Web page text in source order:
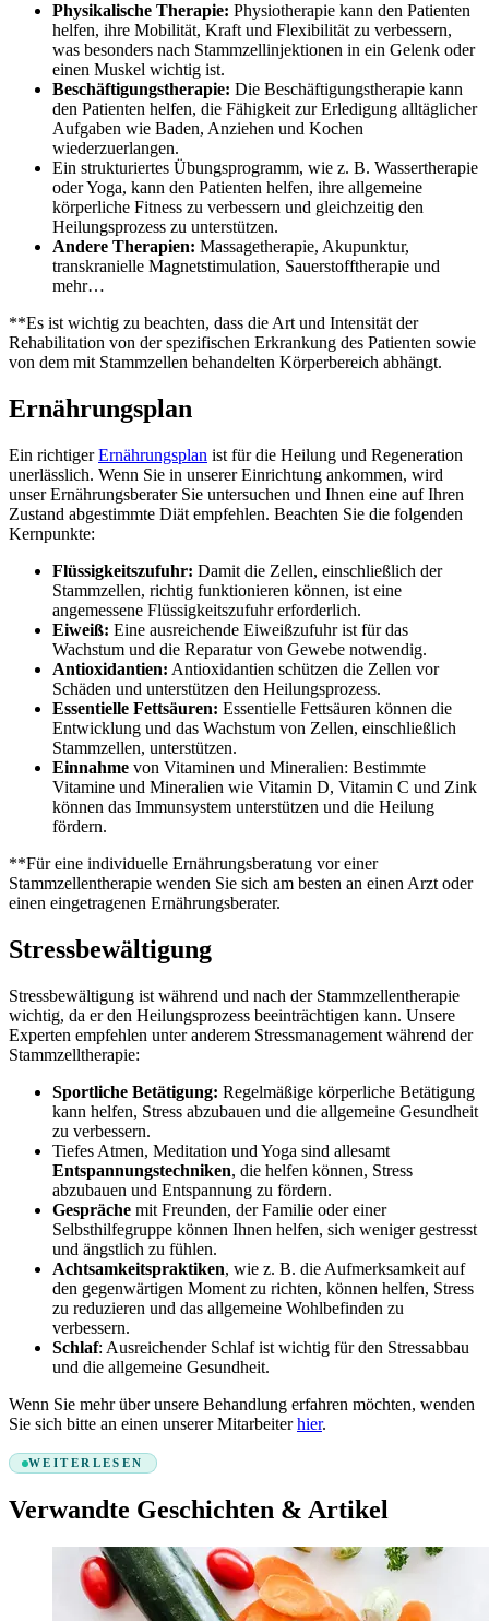
Physikalische Therapie: Physiotherapie kann den Patienten
helfen, ihre Mobilität, Kraft und Flexibilität zu verbessern,
was besonders nach Stammzellinjektionen in ein Gelenk oder
einen Muskel wichtig ist.
Beschäftigungstherapie: Die Beschäftigungstherapie kann
den Patienten helfen, die Fähigkeit zur Erledigung alltäglicher
Aufgaben wie Baden, Anziehen und Kochen
wiederzuerlangen.
Ein strukturiertes Übungsprogramm, wie z. B. Wassertherapie
oder Yoga, kann den Patienten helfen, ihre allgemeine
körperliche Fitness zu verbessern und gleichzeitig den
Heilungsprozess zu unterstützen.
Andere Therapien: Massagetherapie, Akupunktur,
transkranielle Magnetstimulation, Sauerstofftherapie und
mehr…
**Es ist wichtig zu beachten, dass die Art und Intensität der
Rehabilitation von der spezifischen Erkrankung des Patienten sowie
von dem mit Stammzellen behandelten Körperbereich abhängt.
Ernährungsplan
Ein richtigerErnährungsplan ist für die Heilung und Regeneration
unerlässlich. Wenn Sie in unserer Einrichtung ankommen, wird
unser Ernährungsberater Sie untersuchen und Ihnen eine auf Ihren
Zustand abgestimmte Diät empfehlen. Beachten Sie die folgenden
Kernpunkte:
Flüssigkeitszufuhr: Damit die Zellen, einschließlich der
Stammzellen, richtig funktionieren können, ist eine
angemessene Flüssigkeitszufuhr erforderlich.
Eiweiß: Eine ausreichende Eiweißzufuhr ist für das
Wachstum und die Reparatur von Gewebe notwendig.
Antioxidantien: Antioxidantien schützen die Zellen vor
Schäden und unterstützen den Heilungsprozess.
Essentielle Fettsäuren: Essentielle Fettsäuren können die
Entwicklung und das Wachstum von Zellen, einschließlich
Stammzellen, unterstützen.
Einnahme von Vitaminen und Mineralien: Bestimmte
Vitamine und Mineralien wie Vitamin D, Vitamin C und Zink
können das Immunsystem unterstützen und die Heilung
fördern.
**Für eine individuelle Ernährungsberatung vor einer
Stammzellentherapie wenden Sie sich am besten an einen Arzt oder
einen eingetragenen Ernährungsberater.
Stressbewältigung
Stressbewältigung ist während und nach der Stammzellentherapie
wichtig, da er den Heilungsprozess beeinträchtigen kann. Unsere
Experten empfehlen unter anderem Stressmanagement während der
Stammzelltherapie:
Sportliche Betätigung: Regelmäßige körperliche Betätigung
kann helfen, Stress abzubauen und die allgemeine Gesundheit
zu verbessern.
Tiefes Atmen, Meditation und Yoga sind allesamt
Entspannungstechniken, die helfen können, Stress
abzubauen und Entspannung zu fördern.
Gespräche mit Freunden, der Familie oder einer
Selbsthilfegruppe können Ihnen helfen, sich weniger gestresst
und ängstlich zu fühlen.
Achtsamkeitspraktiken, wie z. B. die Aufmerksamkeit auf
den gegenwärtigen Moment zu richten, können helfen, Stress
zu reduzieren und das allgemeine Wohlbefinden zu
verbessern.
Schlaf: Ausreichender Schlaf ist wichtig für den Stressabbau
und die allgemeine Gesundheit.
Wenn Sie mehr über unsere Behandlung erfahren möchten, wenden
Sie sich bitte an einen unserer Mitarbeiterhier.
WEITERLESEN
Verwandte Geschichten & Artikel